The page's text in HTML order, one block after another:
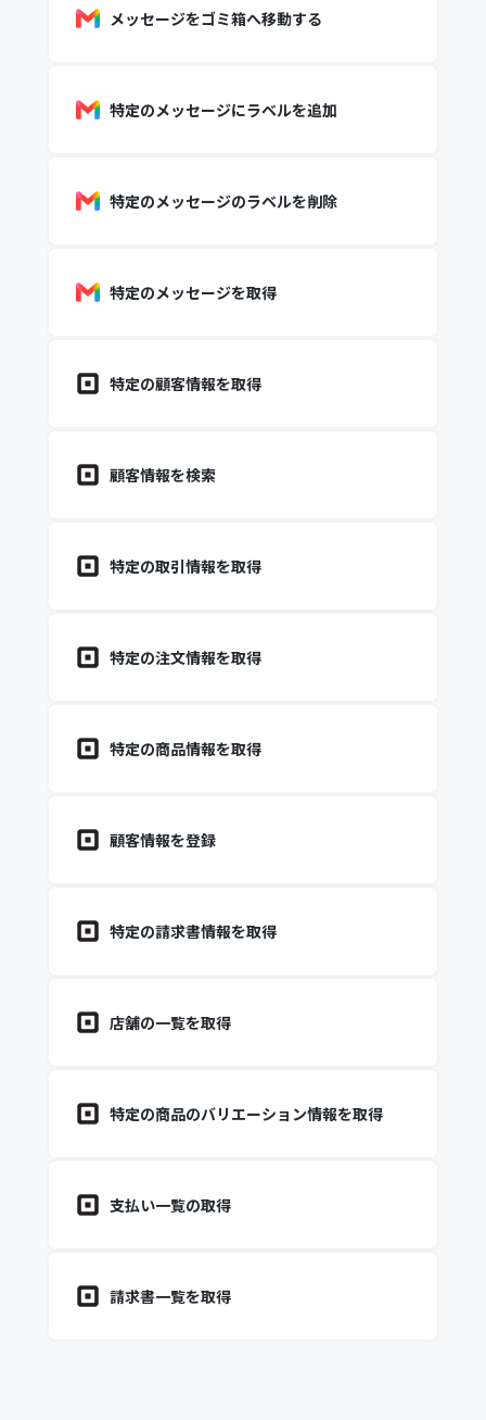
メッセージをゴミ箱へ移動する
特定のメッセージにラベルを追加
特定のメッセージのラベルを削除
特定のメッセージを取得
特定の顧客情報を取得
顧客情報を検索
特定の取引情報を取得
特定の注文情報を取得
特定の商品情報を取得
顧客情報を登録
特定の請求書情報を取得
店舗の一覧を取得
特定の商品のバリエーション情報を取得
支払い一覧の取得
請求書一覧を取得